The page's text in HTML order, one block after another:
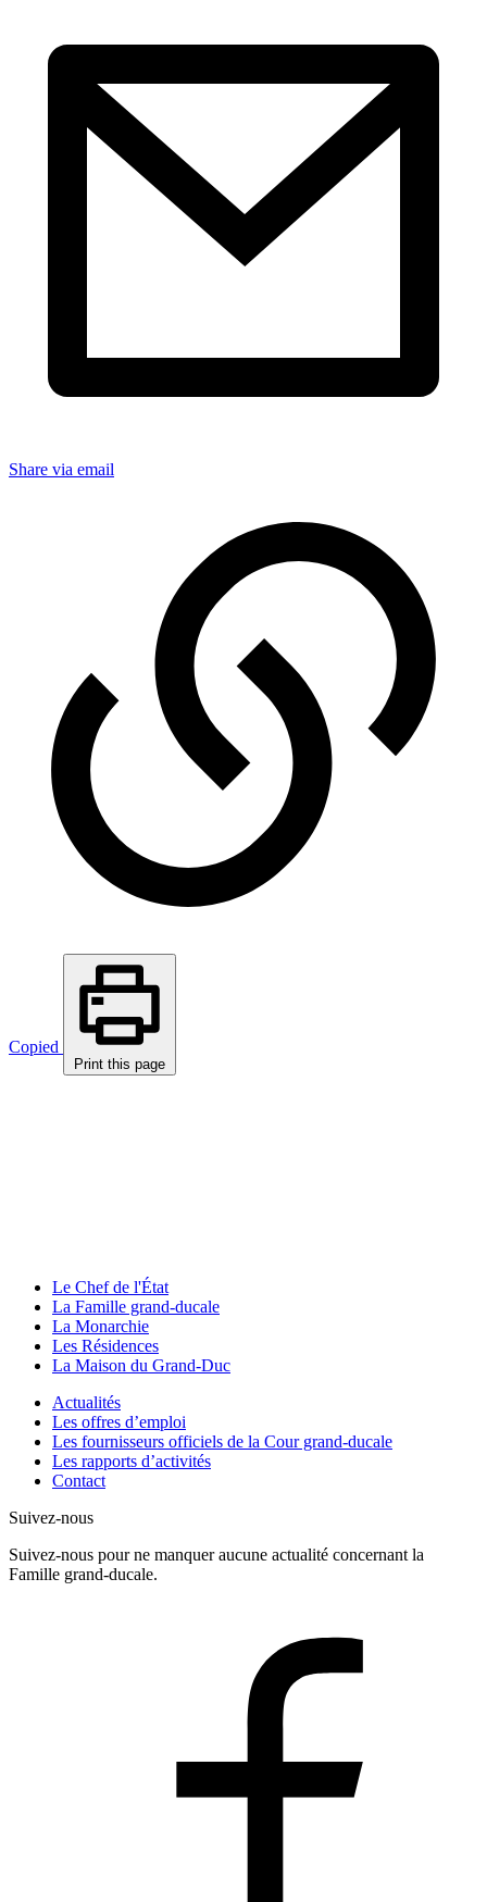
Share via email
Copied
Print this page
Le Chef de l'État
La Famille grand-ducale
La Monarchie
Les Résidences
La Maison du Grand-Duc
Actualités
Les offres d’emploi
Les fournisseurs officiels de la Cour grand-ducale
Les rapports d’activités
Contact
Suivez-nous
Suivez-nous pour ne manquer aucune actualité concernant la
Famille grand-ducale.